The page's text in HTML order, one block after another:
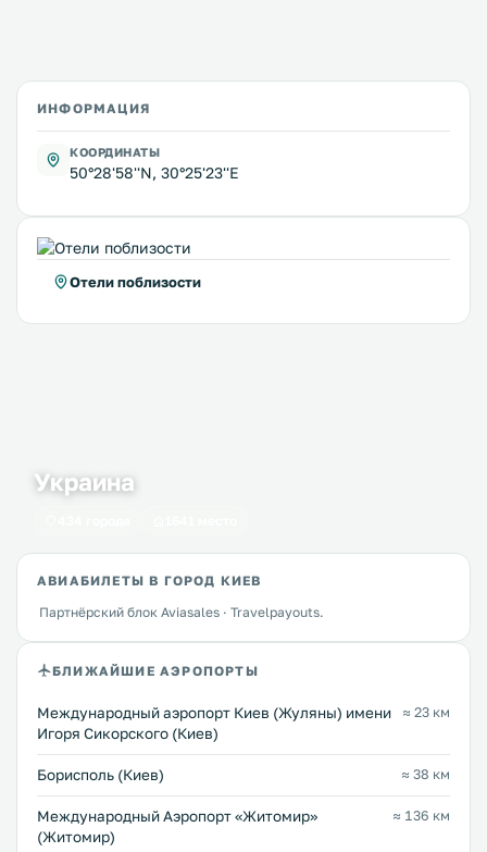
ИНФОРМАЦИЯ
КООРДИНАТЫ
50°28'58''N, 30°25'23''E
Отели поблизости
Украина
АВИАБИЛЕТЫ В ГОРОД КИЕВ
Партнёрский блок Aviasales · Travelpayouts.
БЛИЖАЙШИЕ АЭРОПОРТЫ
Международный аэропорт Киев (Жуляны) имени
Игоря Сикорского (Киев)
≈ 23 км
Борисполь (Киев) ≈ 38 км
Международный Аэропорт «Житомир»
(Житомир)
≈ 136 км